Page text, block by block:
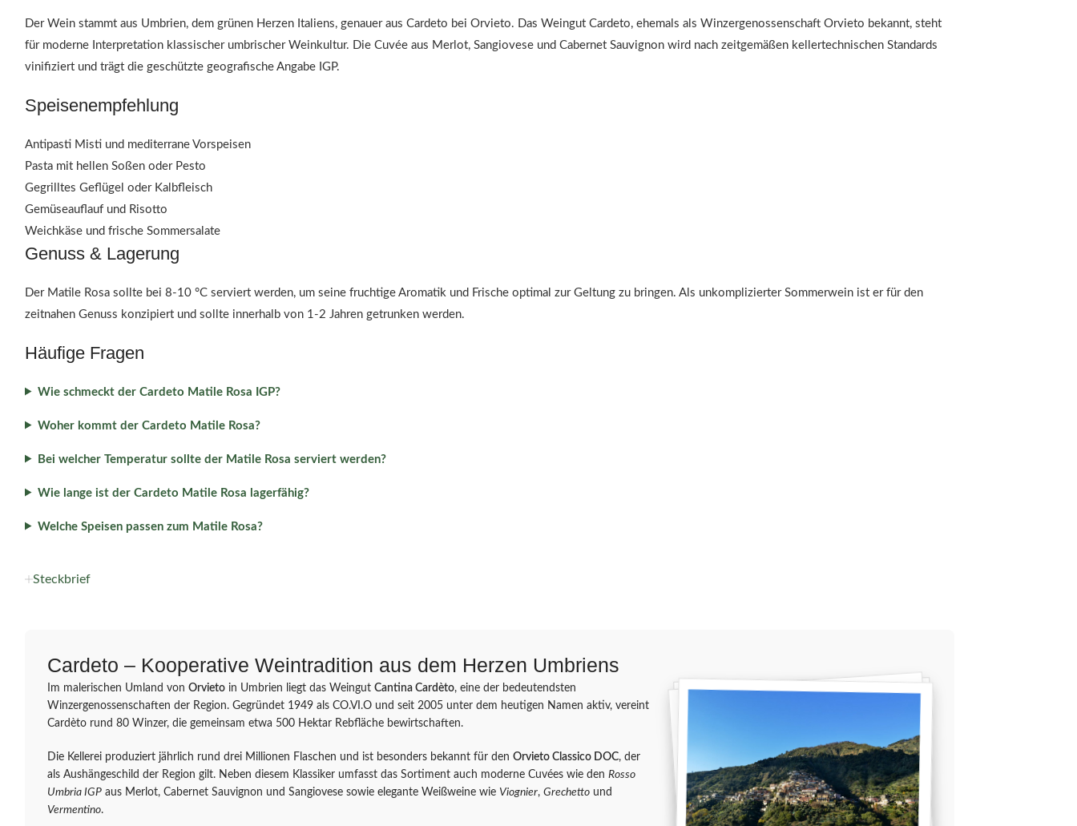
Der Wein stammt aus Umbrien, dem grünen Herzen Italiens, genauer aus Cardeto bei Orvieto. Das Weingut Cardeto, ehemals als Winzergenossenschaft Orvieto bekannt, steht
für moderne Interpretation klassischer umbrischer Weinkultur. Die Cuvée aus Merlot, Sangiovese und Cabernet Sauvignon wird nach zeitgemäßen kellertechnischen Standards
vinifiziert und trägt die geschützte geografische Angabe IGP.
Speisenempfehlung
Antipasti Misti und mediterrane Vorspeisen
Pasta mit hellen Soßen oder Pesto
Gegrilltes Geflügel oder Kalbfleisch
Gemüseauflauf und Risotto
Weichkäse und frische Sommersalate
Genuss & Lagerung
Der Matile Rosa sollte bei 8-10 °C serviert werden, um seine fruchtige Aromatik und Frische optimal zur Geltung zu bringen. Als unkomplizierter Sommerwein ist er für den
zeitnahen Genuss konzipiert und sollte innerhalb von 1-2 Jahren getrunken werden.
Häufige Fragen
Wie schmeckt der Cardeto Matile Rosa IGP?
Woher kommt der Cardeto Matile Rosa?
Bei welcher Temperatur sollte der Matile Rosa serviert werden?
Wie lange ist der Cardeto Matile Rosa lagerfähig?
Welche Speisen passen zum Matile Rosa?
Steckbrief
Cardeto – Kooperative Weintradition aus dem Herzen Umbriens
Im malerischen Umland von Orvieto in Umbrien liegt das Weingut Cantina Cardèto, eine der bedeutendsten
Winzergenossenschaften der Region. Gegründet 1949 als CO.VI.O und seit 2005 unter dem heutigen Namen aktiv, vereint
Cardèto rund 80 Winzer, die gemeinsam etwa 500 Hektar Rebfläche bewirtschaften.
Die Kellerei produziert jährlich rund drei Millionen Flaschen und ist besonders bekannt für den Orvieto Classico DOC, der
als Aushängeschild der Region gilt. Neben diesem Klassiker umfasst das Sortiment auch moderne Cuvées wie den Rosso
Umbria IGP aus Merlot, Cabernet Sauvignon und Sangiovese sowie elegante Weißweine wie Viognier, Grechetto und
Vermentino.